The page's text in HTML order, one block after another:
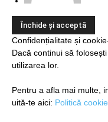
Confidențialitate și
Dacă continui să
utilizarea lor.
Pentru a afla mai multe,
uită-te aici: Politică